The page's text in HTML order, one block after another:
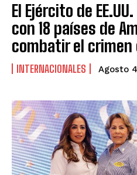
El Ejército de
con 18 países de
combatir el crimen
INTERNACIONALES Agosto